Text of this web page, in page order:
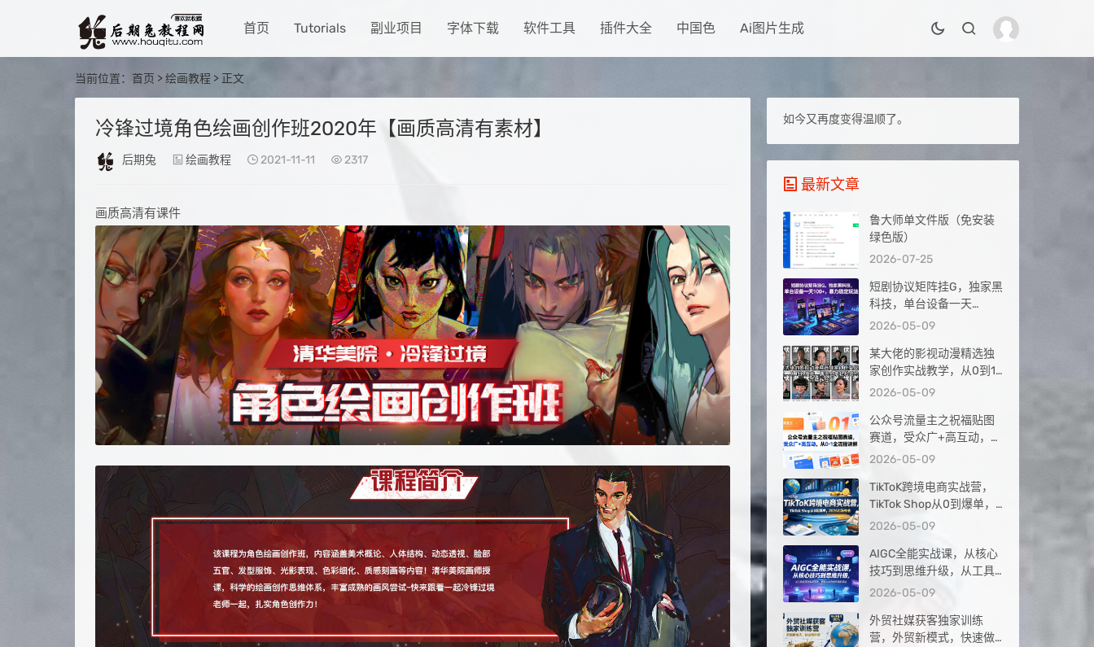
首页 Tutorials 副业项目 字体下载 软件工具 插件大全 中国色 Ai图片生成
当前位置： 首页 >绘画教程 > 正文
冷锋过境角色绘画创作班2020年【画质高清有素材】
后期兔 绘画教程 2021-11-11 2317
画质高清有课件
如今又再度变得温顺了。
最新文章
鲁大师单文件版（免安装
绿色版）
2026-07-25
短剧协议矩阵挂G，独家黑
科技，单台设备一天
100+，暴力稳定玩法【揭
2026-05-09
某大佬的影视动漫精选独
家创作实战教学，从0到1
落地，新手也能轻松签约
2026-05-09
公众号流量主之祝福贴图
赛道，受众广+高互动，从
0-1全流程讲解
2026-05-09
TikToK跨境电商实战营，
TikTok Shop从0到爆单，
2026出海夺金
2026-05-09
AIGC全能实战课，从核心
技巧到思维升级，从工具
应用到实战落地，解锁AI
2026-05-09
外贸社媒获客独家训练
营，外贸新模式，快速做